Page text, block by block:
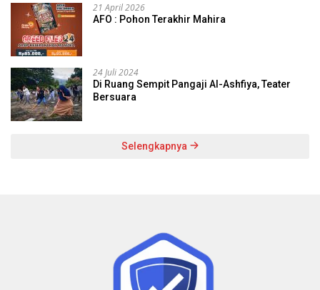
21 April 2026
AFO : Pohon Terakhir Mahira
24 Juli 2024
Di Ruang Sempit Pangaji Al-Ashfiya, Teater
Bersuara
Selengkapnya